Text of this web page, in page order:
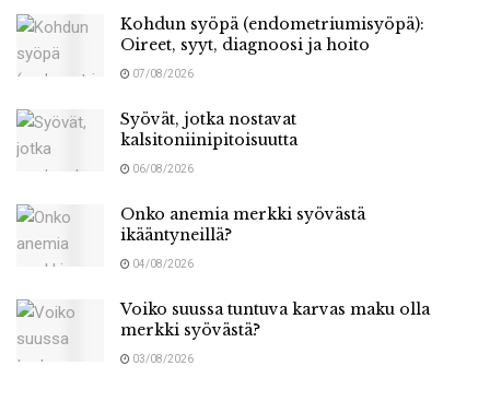
Kohdun syöpä (endometriumisyöpä):
Oireet, syyt, diagnoosi ja hoito
07/08/2026
Syövät, jotka nostavat
kalsitoniinipitoisuutta
06/08/2026
Onko anemia merkki syövästä
ikääntyneillä?
04/08/2026
Voiko suussa tuntuva karvas maku olla
merkki syövästä?
03/08/2026